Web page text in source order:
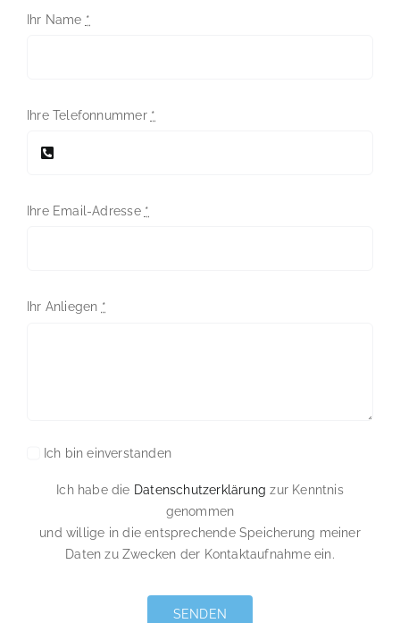
Ihr Name *
Ihre Telefonnummer *
Ihre Email-Adresse *
Ihr Anliegen *
Ich bin einverstanden
Ich habe die Datenschutzerklärung zur Kenntnis
genommen
und willige in die entsprechende Speicherung meiner
Daten zu Zwecken der Kontaktaufnahme ein.
SENDEN